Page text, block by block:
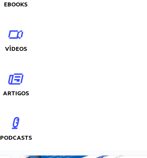
EBOOKS
VÍDEOS
ARTIGOS
PODCASTS